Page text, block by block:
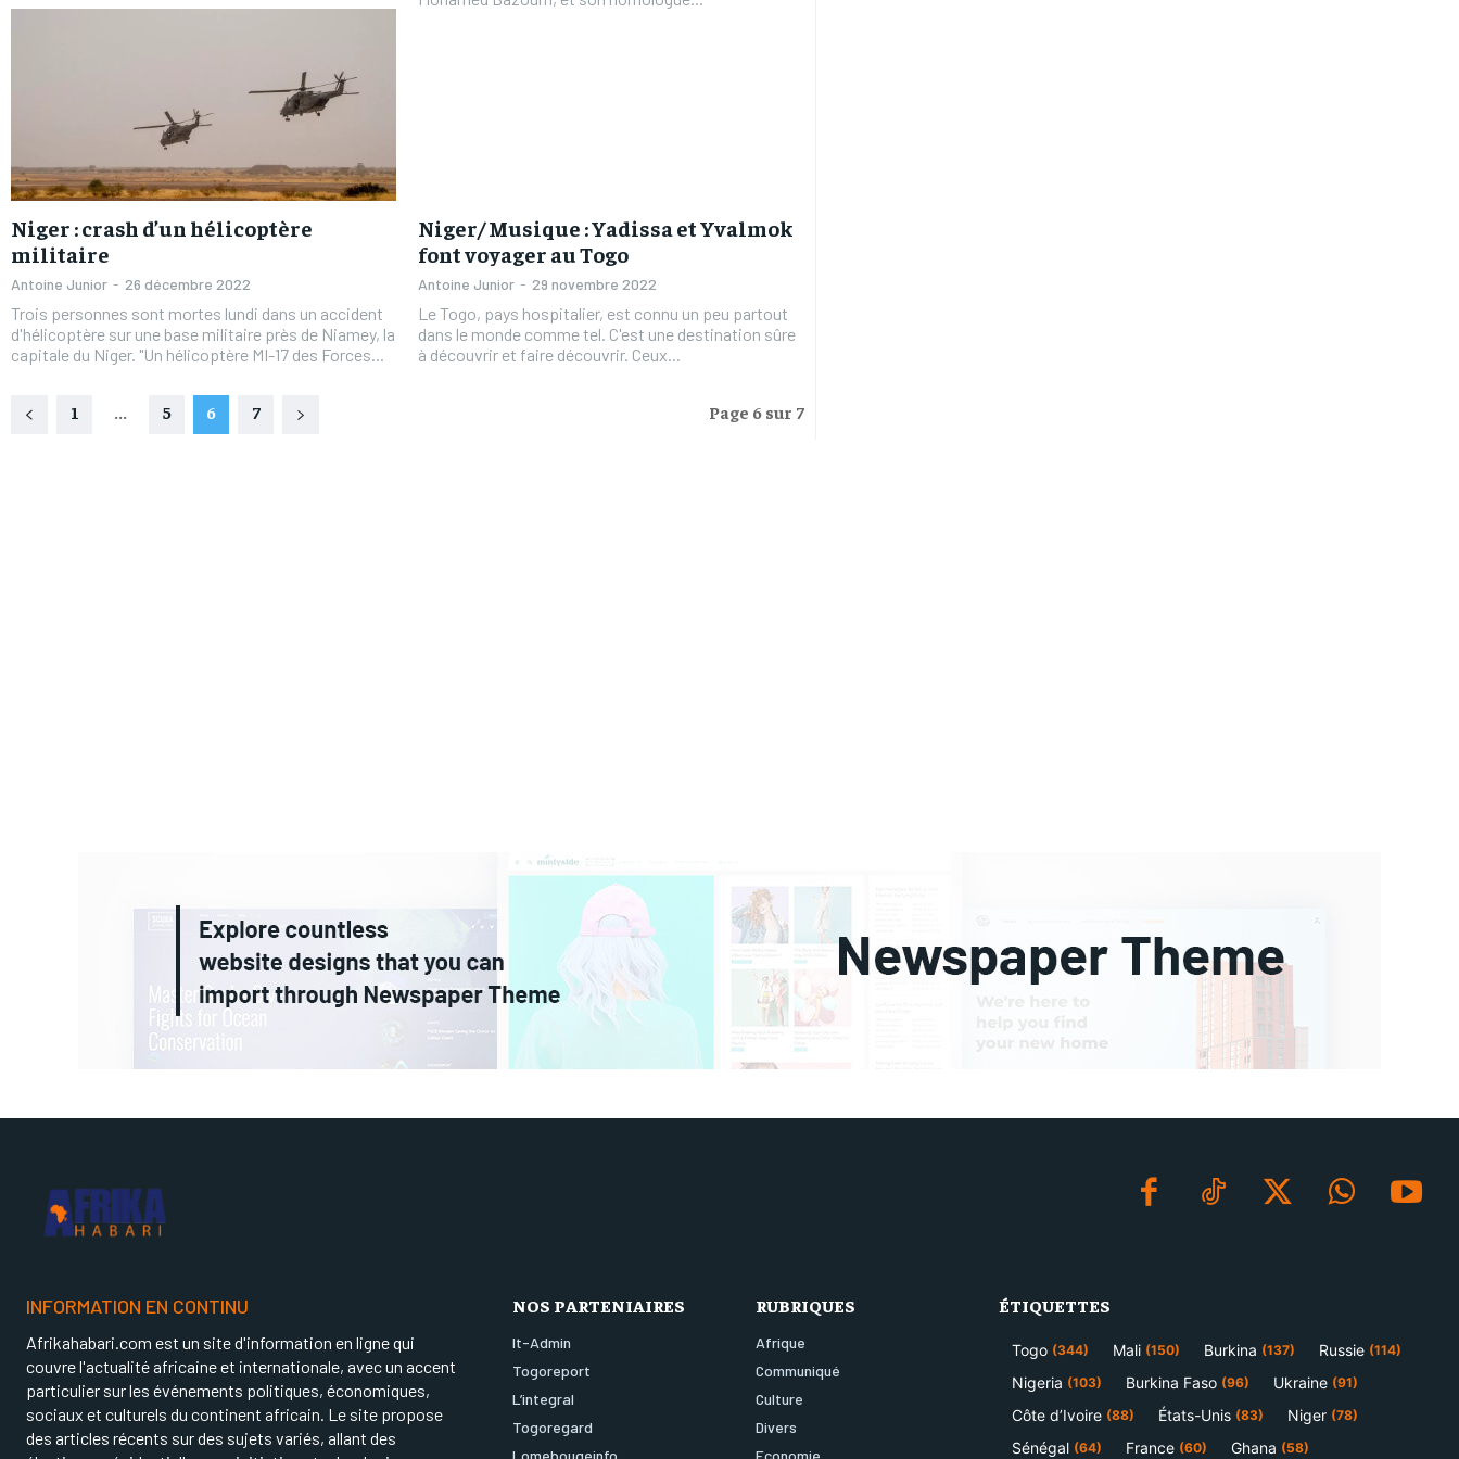
Niger : crash d’un hélicoptère
militaire
Antoine Junior - 26 décembre 2022
Trois personnes sont mortes lundi dans un accident
d'hélicoptère sur une base militaire près de Niamey, la
capitale du Niger. "Un hélicoptère MI-17 des Forces...
Niger/ Musique : Yadissa et Yvalmok
font voyager au Togo
Antoine Junior - 29 novembre 2022
Le Togo, pays hospitalier, est connu un peu partout
dans le monde comme tel. C'est une destination sûre
à découvrir et faire découvrir. Ceux...
1 ... 5 6 7 Page 6 sur 7
INFORMATION EN CONTINU
Afrikahabari.com est un site d'information en ligne qui
couvre l'actualité africaine et internationale, avec un accent
particulier sur les événements politiques, économiques,
sociaux et culturels du continent africain. Le site propose
des articles récents sur des sujets variés, allant des
NOS PARTENIAIRES
It-Admin
Togoreport
L’integral
Togoregard
Lomebougeinfo
RUBRIQUES
Afrique
Communiqué
Culture
Divers
Economie
ÉTIQUETTES
Togo (344) Mali (150) Burkina (137) Russie (114)
Nigeria (103) Burkina Faso (96) Ukraine (91)
Côte d’Ivoire (88) États-Unis (83) Niger (78)
Sénégal (64) France (60) Ghana (58)